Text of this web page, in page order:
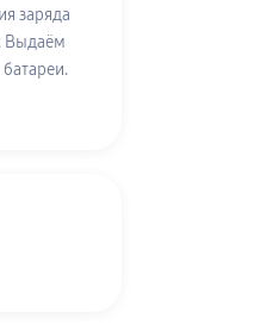
заряда
Выдаём